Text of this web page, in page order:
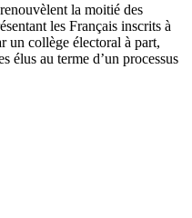
la moitié des
les Français inscrits à
un collège électoral à part,
élus au terme d’un processus